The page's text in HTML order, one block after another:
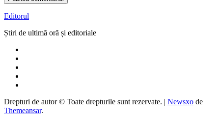
Editorul
Știri de ultimă oră și editoriale
Drepturi de autor © Toate drepturile sunt rezervate. | Newsxo de
Themeansar.